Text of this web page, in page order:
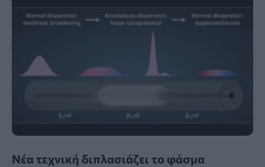
Νέα τεχνική διπλασιάζει το φάσμα